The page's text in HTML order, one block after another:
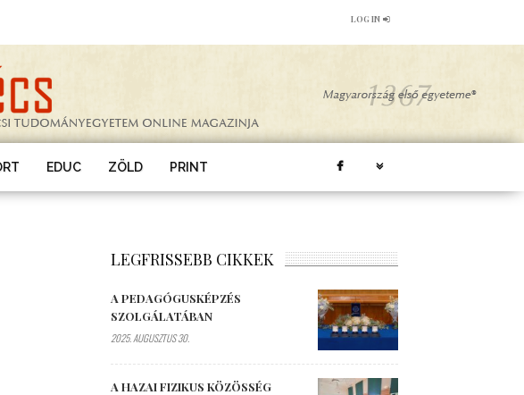
LOG IN
EDUC ZÖLD PRINT
LEGFRISSEBB CIKKEK
A PEDAGÓGUSKÉPZÉS
SZOLGÁLATÁBAN
2025. AUGUSZTUS 30.
A HAZAI FIZIKUS KÖZÖSSÉG